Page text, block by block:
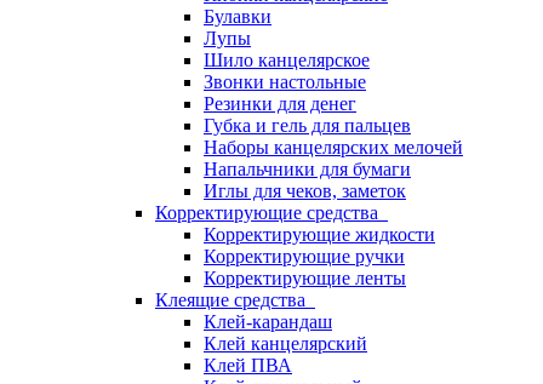
Булавки
Лупы
Шило канцелярское
Звонки настольные
Резинки для денег
Губка и гель для пальцев
Наборы канцелярских мелочей
Напальчники для бумаги
Иглы для чеков, заметок
Корректирующие средства
Корректирующие жидкости
Корректирующие ручки
Корректирующие ленты
Клеящие средства
Клей-карандаш
Клей канцелярский
Клей ПВА